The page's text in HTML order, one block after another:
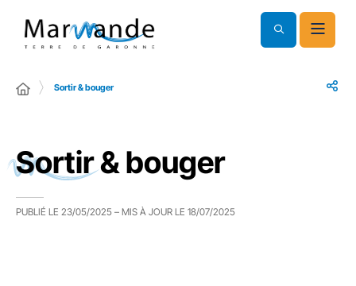
Sortir & bouger
Sortir & bouger
PUBLIÉ LE 23/05/2025 – MIS À JOUR LE 18/07/2025